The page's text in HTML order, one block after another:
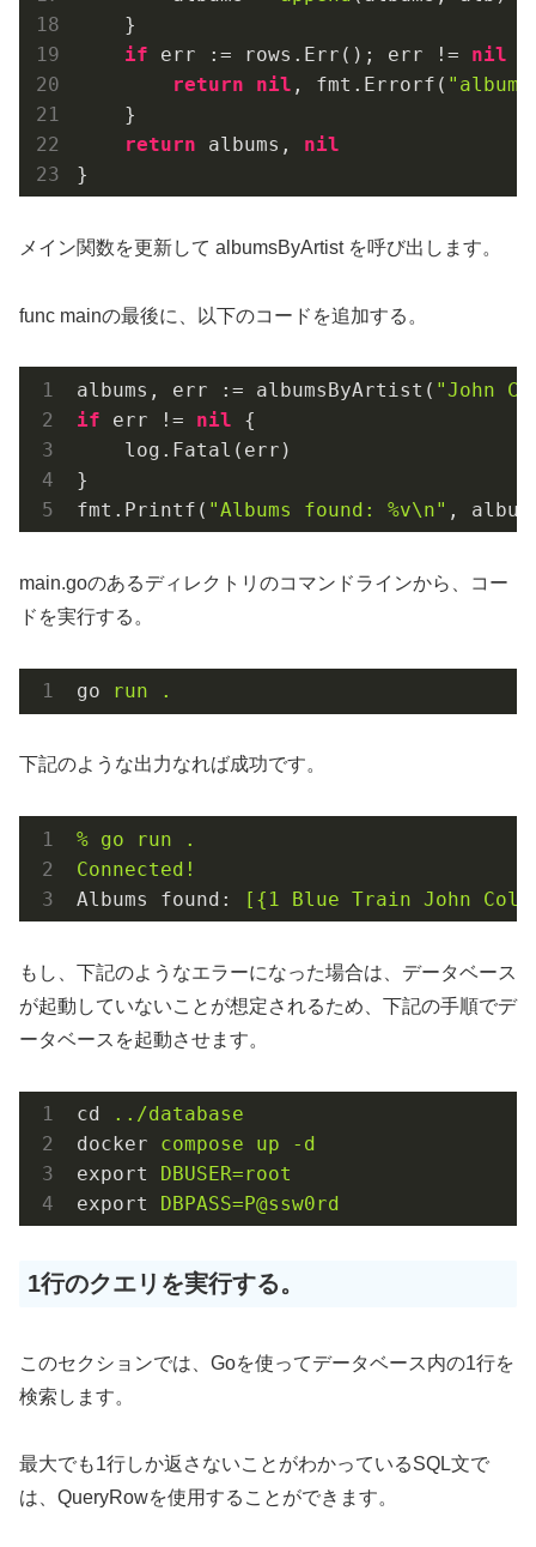
    }
if err := rows.Err(); err != nil
return
nil , fmt.Errorf(
    }
return albums, nil
}
メイン関数を更新して albumsByArtist を呼び出します。
func mainの最後に、以下のコードを追加する。
albums, err := albumsByArtist( "John
if err != nil {
    log.Fatal(err)
}
fmt.Printf( "Albums found: %v\n" ,
main.goのあるディレクトリのコマンドラインから、コー
ドを実行する。
go run .
下記のような出力なれば成功です。
% go run
.
Connected!
Albums found:
[{1 Blue Train John
もし、下記のようなエラーになった場合は、データベース
が起動していないことが想定されるため、下記の手順でデ
ータベースを起動させます。
cd
../database
docker
compose up -d
export
DBUSER=root
export
DBPASS=P@ssw0rd
1行のクエリを実行する。
このセクションでは、Goを使ってデータベース内の1行を
検索します。
最大でも1行しか返さないことがわかっているSQL文で
は、QueryRowを使用することができます。